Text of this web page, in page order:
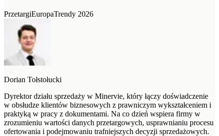
PrzetargiEuropaTrendy 2026
Dorian Tołstołucki
Dyrektor działu sprzedaży w Minervie, który łączy doświadczenie
w obsłudze klientów biznesowych z prawniczym wykształceniem i
praktyką w pracy z dokumentami. Na co dzień wspiera firmy w
zrozumieniu wartości danych przetargowych, usprawnianiu procesu
ofertowania i podejmowaniu trafniejszych decyzji sprzedażowych.